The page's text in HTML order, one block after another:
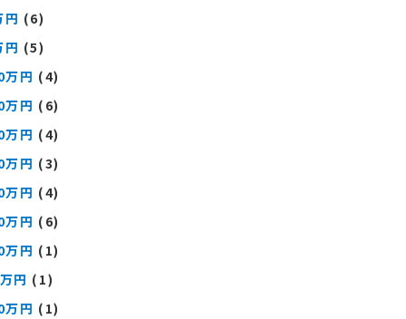
(6)
(5)
円 (4)
円 (6)
円 (4)
円 (3)
円 (4)
円 (6)
円 (1)
円 (1)
円 (1)